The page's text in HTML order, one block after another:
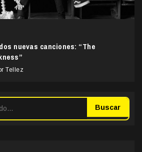
nuevas canciones: “The
Tellez
Buscar